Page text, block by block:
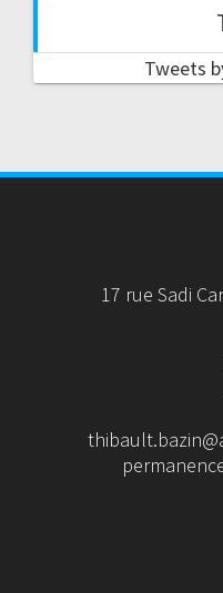
Tweets
17 rue Sadi